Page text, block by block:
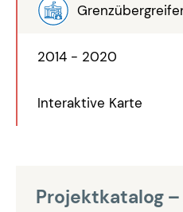
2014 - 2020
Interaktive Karte
Projektkatalog